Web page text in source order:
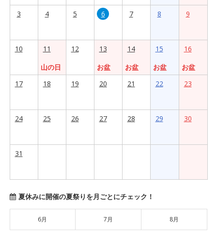
3 4 5 6 7 8 9
10
11
山の日
12
13
お盆
14
お盆
15
お盆
16
お盆
17
18 19 20 21 22 23
24 25 26 27 28 29 30
31
夏休みに開催の夏祭りを月ごとにチェック！
6月 7月 8月